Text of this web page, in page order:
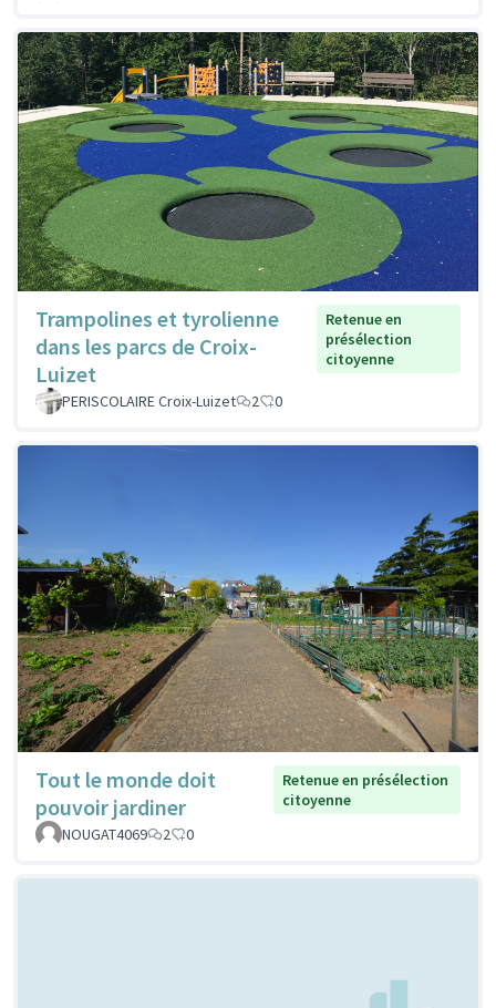
Trampolines et tyrolienne
dans les parcs de Croix-
Luizet
Retenue en
présélection
citoyenne
PERISCOLAIRE Croix-Luizet 2 0
Tout le monde doit
pouvoir jardiner
Retenue en présélection
citoyenne
NOUGAT4069
2 0